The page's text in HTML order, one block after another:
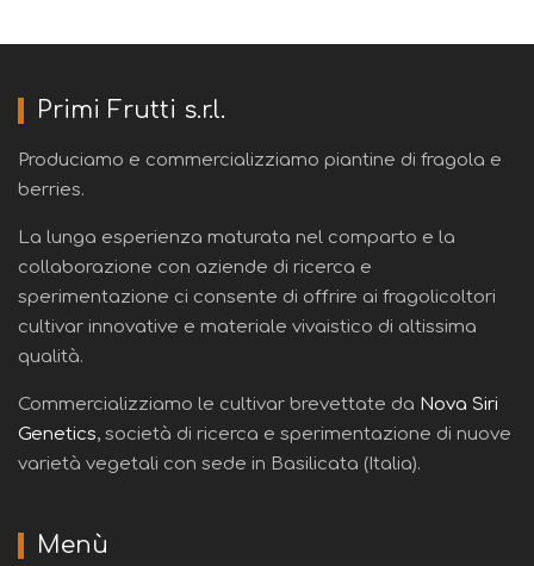
Primi Frutti s.r.l.
Produciamo e commercializziamo piantine di fragola e
berries.
La lunga esperienza maturata nel comparto e la
collaborazione con aziende di ricerca e
sperimentazione ci consente di offrire ai fragolicoltori
cultivar innovative e materiale vivaistico di altissima
qualità.
Commercializziamo le cultivar brevettate da Nova Siri
Genetics, società di ricerca e sperimentazione di nuove
varietà vegetali con sede in Basilicata (Italia).
Menù